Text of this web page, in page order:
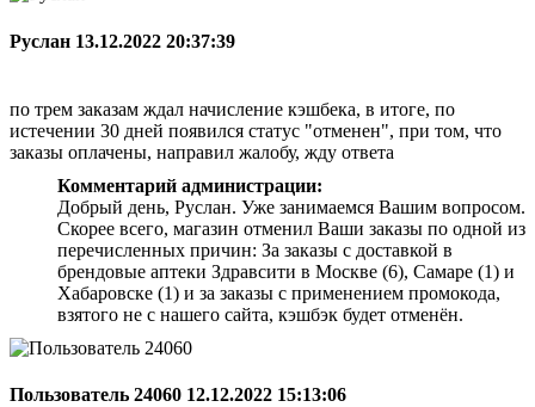
Руслан 13.12.2022 20:37:39
по трем заказам ждал начисление кэшбека, в итоге, по
истечении 30 дней появился статус "отменен", при том, что
заказы оплачены, направил жалобу, жду ответа
Комментарий администрации:
Добрый день, Руслан. Уже занимаемся Вашим вопросом.
Скорее всего, магазин отменил Ваши заказы по одной из
перечисленных причин: За заказы с доставкой в
брендовые аптеки Здравсити в Москве (6), Самаре (1) и
Хабаровске (1) и за заказы с применением промокода,
взятого не с нашего сайта, кэшбэк будет отменён.
Пользователь 24060 12.12.2022 15:13:06